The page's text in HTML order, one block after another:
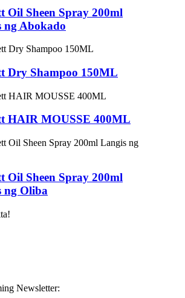
Oil Sheen Spray 200ml
ng Abokado
Dry Shampoo 150ML
HAIR MOUSSE 400ML
Oil Sheen Spray 200ml
ng Oliba
Newsletter: